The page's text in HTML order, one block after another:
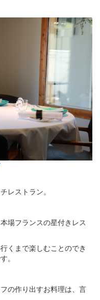
レストラン。
場フランスの星付きレス
くまで楽しむことのでき
。
の作り出すお料理は、言